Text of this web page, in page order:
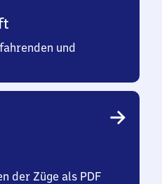
und
der Züge als PDF